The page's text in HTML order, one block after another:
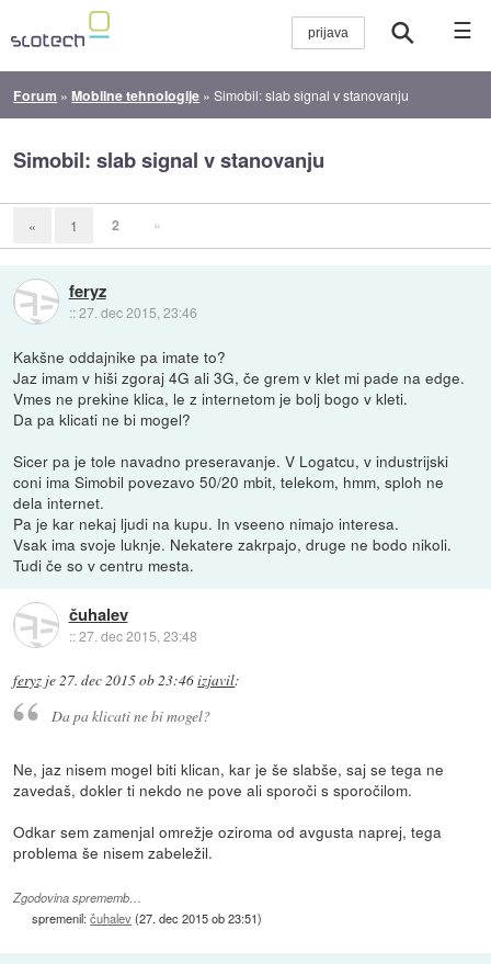
☰
Forum »Mobilne tehnologije »Simobil: slab signal v stanovanju
Simobil: slab signal v stanovanju
« 1 2 »
feryz
::27. dec 2015, 23:46
Kakšne oddajnike pa imate to?
Jaz imam v hiši zgoraj 4G ali 3G, če grem v klet mi pade na edge.
Vmes ne prekine klica, le z internetom je bolj bogo v kleti.
Da pa klicati ne bi mogel?
Sicer pa je tole navadno preseravanje. V Logatcu, v industrijski
coni ima Simobil povezavo 50/20 mbit, telekom, hmm, sploh ne
dela internet.
Pa je kar nekaj ljudi na kupu. In vseeno nimajo interesa.
Vsak ima svoje luknje. Nekatere zakrpajo, druge ne bodo nikoli.
Tudi če so v centru mesta.
čuhalev
::27. dec 2015, 23:48
feryz je27. dec 2015 ob 23:46izjavil:
Da pa klicati ne bi mogel?
Ne, jaz nisem mogel biti klican, kar je še slabše, saj se tega ne
zavedaš, dokler ti nekdo ne pove ali sporoči s sporočilom.
Odkar sem zamenjal omrežje oziroma od avgusta naprej, tega
problema še nisem zabeležil.
Zgodovina sprememb…
spremenil:čuhalev(27. dec 2015 ob 23:51)